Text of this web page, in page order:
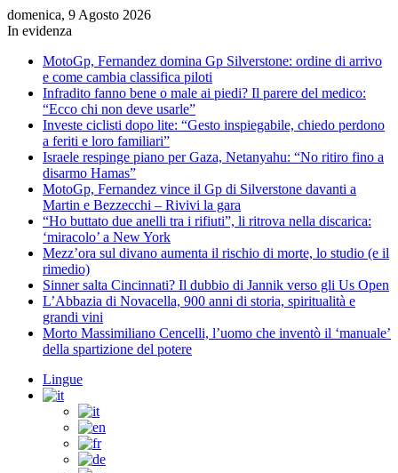
domenica, 9 Agosto 2026
In evidenza
MotoGp, Fernandez domina Gp Silverstone: ordine di arrivo
e come cambia classifica piloti
Infradito fanno bene o male ai piedi? Il parere del medico:
“Ecco chi non deve usarle”
Investe ciclisti dopo lite: “Gesto inspiegabile, chiedo perdono
a feriti e loro familiari”
Israele respinge piano per Gaza, Netanyahu: “No ritiro fino a
disarmo Hamas”
MotoGp, Fernandez vince il Gp di Silverstone davanti a
Martin e Bezzecchi – Rivivi la gara
“Ho buttato due anelli tra i rifiuti”, li ritrova nella discarica:
‘miracolo’ a New York
Mezz’ora sul divano aumenta il rischio di morte, lo studio (e il
rimedio)
Sinner salta Cincinnati? Il dubbio di Jannik verso gli Us Open
L’Abbazia di Novacella, 900 anni di storia, spiritualità e
grandi vini
Morto Massimiliano Cencelli, l’uomo che inventò il ‘manuale’
della spartizione del potere
Lingue